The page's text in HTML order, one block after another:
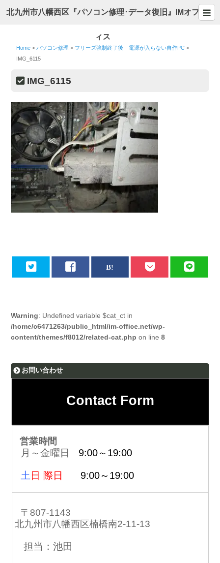
北九州市八幡西区『パソコン修理･データ復旧』IMオフ
ィス
Home > パソコン修理 > フリーズ強制終了後 電源が入らない自作PC >
IMG_6115
IMG_6115
Warning: Undefined variable $cat_ct in
/home/c6471263/public_html/im-office.net/wp-
content/themes/f8012/related-cat.php on line8
お問い合わせ
Contact Form
営業時間
月～金曜日 9:00～19:00
土 日 際日 9:00～19:00
〒807-1143
北九州市八幡西区楠橋南2-11-13
担当：池田